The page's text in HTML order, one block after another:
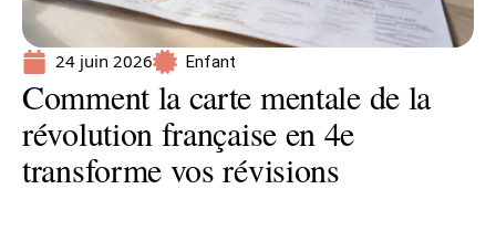
24 juin 2026 Enfant
Comment la carte mentale de la
révolution française en 4e
transforme vos révisions